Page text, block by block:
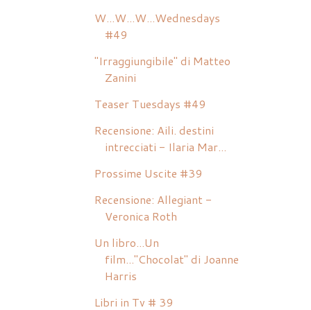
W...W...W...Wednesdays
#49
"Irraggiungibile" di Matteo
Zanini
Teaser Tuesdays #49
Recensione: Aili. destini
intrecciati - Ilaria Mar...
Prossime Uscite #39
Recensione: Allegiant -
Veronica Roth
Un libro...Un
film..."Chocolat" di Joanne
Harris
Libri in Tv # 39